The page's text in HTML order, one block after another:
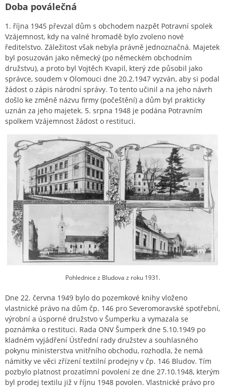
Doba poválečná
1. října 1945 převzal dům s obchodem nazpět Potravní spolek
Vzájemnost, kdy na valné hromadě bylo zvoleno nové
ředitelstvo. Záležitost však nebyla právně jednoznačná. Majetek
byl posuzován jako německý (po německém obchodním
družstvu), a proto byl Vojtěch Kvapil, který zde působil jako
správce, soudem v Olomouci dne 20.2.1947 vyzván, aby si podal
žádost o zápis národní správy. To tento učinil a na jeho návrh
došlo ke změně názvu firmy (počeštění) a dům byl prakticky
uznán za jeho majetek. 5. srpna 1948 je podána Potravním
spolkem Vzájemnost žádost o restituci.
Pohlednice z Bludova z roku 1931.
Dne 22. června 1949 bylo do pozemkové knihy vloženo
vlastnické právo na dům čp. 146 pro Severomoravské spotřební,
výrobní a úsporné družstvo v Šumperku a vymazala se
poznámka o restituci. Rada ONV Šumperk dne 5.10.1949 po
kladném vyjádření Ústřední rady družstev a souhlasného
pokynu ministerstva vnitřního obchodu, rozhodla, že nemá
námitky ve věci zřízení textilní prodejny v čp. 146 Bludov. Tím
pozbylo platnost prozatímní povolení ze dne 27.10.1948, kterým
byl prodej textilu již v říjnu 1948 povolen. Vlastnické právo pro